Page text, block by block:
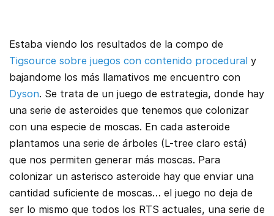
Estaba viendo los resultados de la compo de
Tigsource sobre juegos con contenido procedural y
bajandome los más llamativos me encuentro con
Dyson. Se trata de un juego de estrategia, donde hay
una serie de asteroides que tenemos que colonizar
con una especie de moscas. En cada asteroide
plantamos una serie de árboles (L-tree claro está)
que nos permiten generar más moscas. Para
colonizar un asterisco asteroide hay que enviar una
cantidad suficiente de moscas… el juego no deja de
ser lo mismo que todos los RTS actuales, una serie de